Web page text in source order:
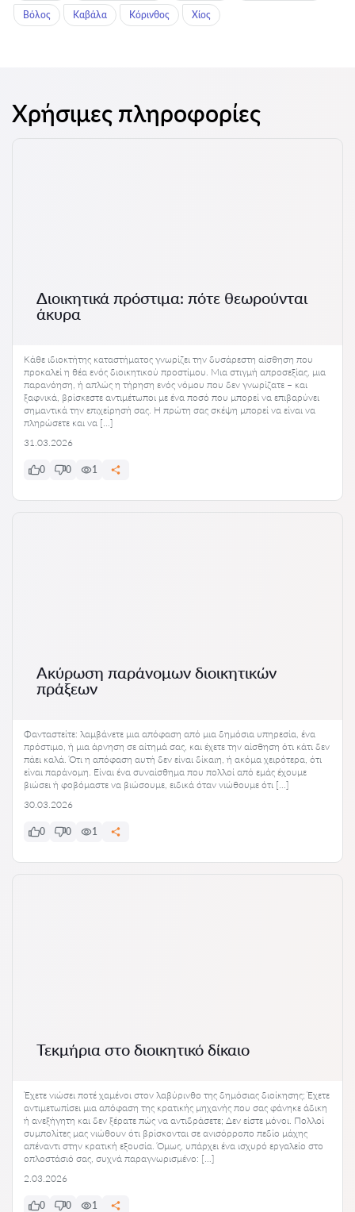
Βόλος Καβάλα Κόρινθος Χίος
Χρήσιμες πληροφορίες
Διοικητικά πρόστιμα: πότε θεωρούνται
άκυρα
Κάθε ιδιοκτήτης καταστήματος γνωρίζει την δυσάρεστη αίσθηση που
προκαλεί η θέα ενός διοικητικού προστίμου. Μια στιγμή απροσεξίας, μια
παρανόηση, ή απλώς η τήρηση ενός νόμου που δεν γνωρίζατε – και
ξαφνικά, βρίσκεστε αντιμέτωποι με ένα ποσό που μπορεί να επιβαρύνει
σημαντικά την επιχείρησή σας. Η πρώτη σας σκέψη μπορεί να είναι να
πληρώσετε και να […]
31.03.2026
0 0 1
Ακύρωση παράνομων διοικητικών
πράξεων
Φανταστείτε: λαμβάνετε μια απόφαση από μια δημόσια υπηρεσία, ένα
πρόστιμο, ή μια άρνηση σε αίτημά σας, και έχετε την αίσθηση ότι κάτι δεν
πάει καλά. Ότι η απόφαση αυτή δεν είναι δίκαιη, ή ακόμα χειρότερα, ότι
είναι παράνομη. Είναι ένα συναίσθημα που πολλοί από εμάς έχουμε
βιώσει ή φοβόμαστε να βιώσουμε, ειδικά όταν νιώθουμε ότι […]
30.03.2026
0 0 1
Τεκμήρια στο διοικητικό δίκαιο
Έχετε νιώσει ποτέ χαμένοι στον λαβύρινθο της δημόσιας διοίκησης; Έχετε
αντιμετωπίσει μια απόφαση της κρατικής μηχανής που σας φάνηκε άδικη
ή ανεξήγητη και δεν ξέρατε πώς να αντιδράσετε; Δεν είστε μόνοι. Πολλοί
συμπολίτες μας νιώθουν ότι βρίσκονται σε ανισόρροπο πεδίο μάχης
απέναντι στην κρατική εξουσία. Όμως, υπάρχει ένα ισχυρό εργαλείο στο
οπλοστάσιό σας, συχνά παραγνωρισμένο: […]
2.03.2026
0 0 1